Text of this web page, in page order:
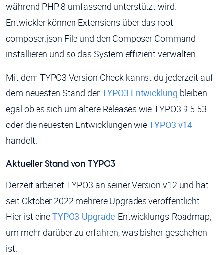
während PHP 8 umfassend unterstützt wird.
Entwickler können Extensions über das root
composer.json File und den Composer Command
installieren und so das System effizient verwalten.
Mit dem TYPO3 Version Check kannst du jederzeit auf
dem neuesten Stand derTYPO3 Entwicklung bleiben –
egal ob es sich um ältere Releases wie TYPO3 9.5.53
oder die neuesten Entwicklungen wieTYPO3 v14
handelt.
Aktueller Stand von TYPO3
Derzeit arbeitet TYPO3 an seiner Version v12 und hat
seit Oktober 2022 mehrere Upgrades veröffentlicht.
Hier ist eineTYPO3-Upgrade-Entwicklungs-Roadmap,
um mehr darüber zu erfahren, was bisher geschehen
ist.